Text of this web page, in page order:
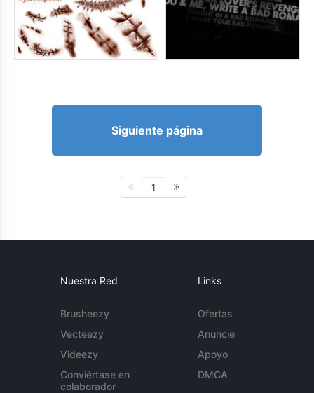
Siguiente página
1
Nuestra Red
Brusheezy
Vecteezy
Videezy
Conviértase en
colaborador
Links
Ofertas
Anuncie
Apoyo
DMCA